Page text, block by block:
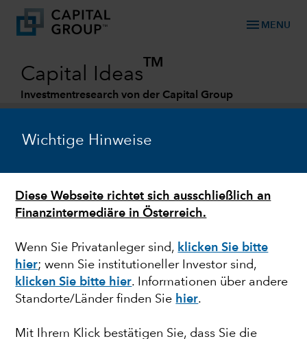
Wichtige Hinweise
Diese Webseite richtet sich ausschließlich an
Finanzintermediäre in Österreich.
Wenn Sie Privatanleger sind, klicken Sie bitte
hier; wenn Sie institutioneller Investor sind,
klicken Sie bitte hier. Informationen über andere
Standorte/Länder finden Sie hier.
Mit Ihrem Klick bestätigen Sie, dass Sie die
menu MENU
Capital Ideas
TM
Investmentresearch von der Capital Group
MARKTVOLATILITÄT
Interview: Investieren in